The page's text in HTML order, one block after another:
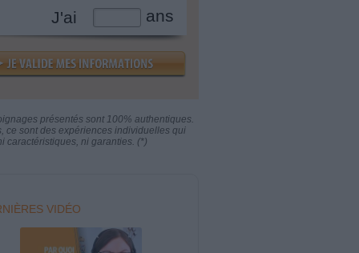
J'ai ans
présentés sont 100% authentiques.
ce sont des expériences individuelles qui
caractéristiques, ni garanties. (*)
VIDÉO